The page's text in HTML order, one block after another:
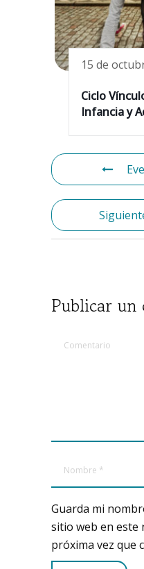
15 de
Ciclo
Infancia y
Publicar un
Guarda mi
sitio web en este
próxima vez que